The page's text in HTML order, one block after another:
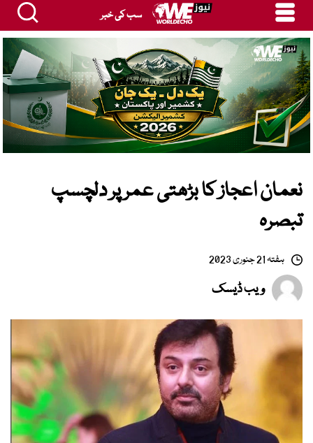
سب کی خبر
نعمان اعجاز کا بڑھتی عمر پر دلچسپ
تبصرہ
ہفتہ 21 جنوری 2023
ویب ڈیسک